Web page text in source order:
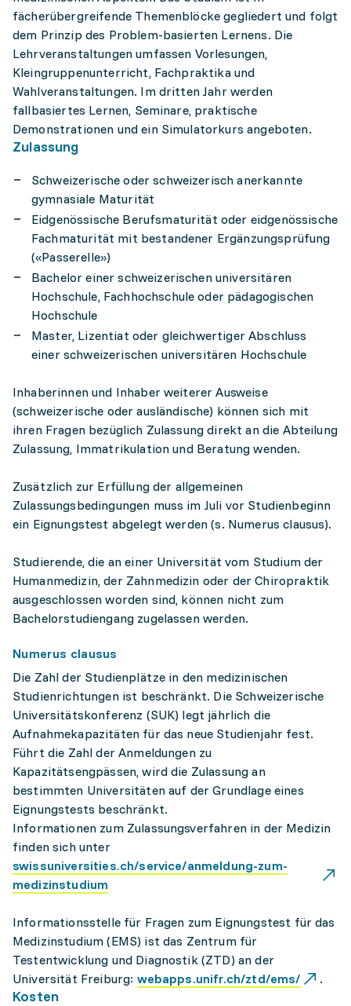
fächerübergreifende Themenblöcke gegliedert und folgt
dem Prinzip des Problem-basierten Lernens. Die
Lehrveranstaltungen umfassen Vorlesungen,
Kleingruppenunterricht, Fachpraktika und
Wahlveranstaltungen. Im dritten Jahr werden
fallbasiertes Lernen, Seminare, praktische
Demonstrationen und ein Simulatorkurs angeboten.
Zulassung
Schweizerische oder schweizerisch anerkannte
gymnasiale Maturität
Eidgenössische Berufsmaturität oder eidgenössische
Fachmaturität mit bestandener Ergänzungsprüfung
(«Passerelle»)
Bachelor einer schweizerischen universitären
Hochschule, Fachhochschule oder pädagogischen
Hochschule
Master, Lizentiat oder gleichwertiger Abschluss
einer schweizerischen universitären Hochschule
Inhaberinnen und Inhaber weiterer Ausweise
(schweizerische oder ausländische) können sich mit
ihren Fragen bezüglich Zulassung direkt an die Abteilung
Zulassung, Immatrikulation und Beratung wenden.
Zusätzlich zur Erfüllung der allgemeinen
Zulassungsbedingungen muss im Juli vor Studienbeginn
ein Eignungstest abgelegt werden (s. Numerus clausus).
Studierende, die an einer Universität vom Studium der
Humanmedizin, der Zahnmedizin oder der Chiropraktik
ausgeschlossen worden sind, können nicht zum
Bachelorstudiengang zugelassen werden.
Numerus clausus
Die Zahl der Studienplätze in den medizinischen
Studienrichtungen ist beschränkt. Die Schweizerische
Universitätskonferenz (SUK) legt jährlich die
Aufnahmekapazitäten für das neue Studienjahr fest.
Führt die Zahl der Anmeldungen zu
Kapazitätsengpässen, wird die Zulassung an
bestimmten Universitäten auf der Grundlage eines
Eignungstests beschränkt.
Informationen zum Zulassungsverfahren in der Medizin
finden sich unter
swissuniversities.ch/service/anmeldung-zum-
medizinstudium
Informationsstelle für Fragen zum Eignungstest für das
Medizinstudium (EMS) ist das Zentrum für
Testentwicklung und Diagnostik (ZTD) an der
Universität Freiburg: webapps.unifr.ch/ztd/ems/ .
Kosten